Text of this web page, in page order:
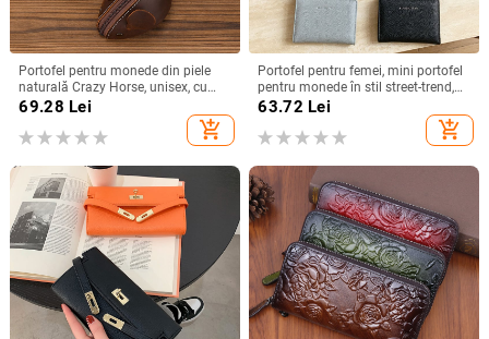
Portofel pentru monede din piele
naturală Crazy Horse, unisex, cu
fermoar, prim strat de piele de vită,
69.28 Lei
add_shopping_cart
Portofel pentru femei, mini portofel
pentru monede în stil street-trend,
material PU, model solid,
impermeabil
63.72 Lei
add_shopping_cart